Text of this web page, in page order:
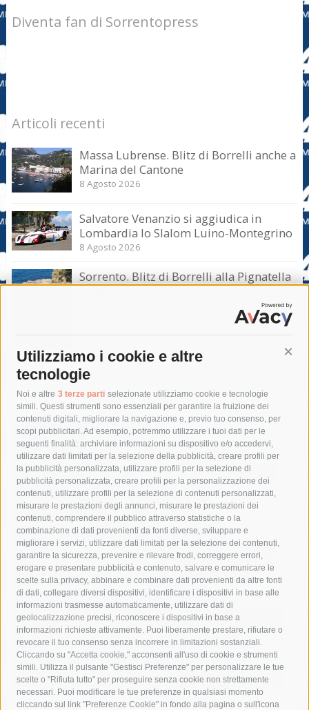
Utilizziamo i cookie e altre
tecnologie
Noi e altre 3 terze parti selezionate utilizziamo cookie e tecnologie
simili. Questi strumenti sono essenziali per garantire la fruizione dei
contenuti digitali, migliorare la navigazione e, previo tuo consenso, per
scopi pubblicitari. Ad esempio, potremmo utilizzare i tuoi dati per le
seguenti finalità: archiviare informazioni su dispositivo e/o accedervi,
utilizzare dati limitati per la selezione della pubblicità, creare profili per
la pubblicità personalizzata, utilizzare profili per la selezione di
pubblicità personalizzata, creare profili per la personalizzazione dei
contenuti, utilizzare profili per la selezione di contenuti personalizzati,
misurare le prestazioni degli annunci, misurare le prestazioni dei
contenuti, comprendere il pubblico attraverso statistiche o la
combinazione di dati provenienti da fonti diverse, sviluppare e
migliorare i servizi, utilizzare dati limitati per la selezione dei contenuti,
garantire la sicurezza, prevenire e rilevare frodi, correggere errori,
erogare e presentare pubblicità e contenuto, salvare e comunicare le
scelte sulla privacy, abbinare e combinare dati provenienti da altre fonti
di dati, collegare diversi dispositivi, identificare i dispositivi in base alle
informazioni trasmesse automaticamente, utilizzare dati di
geolocalizzazione precisi, riconoscere i dispositivi in base a
informazioni richieste attivamente. Puoi liberamente prestare, rifiutare o
revocare il tuo consenso senza incorrere in limitazioni sostanziali.
Cliccando su "Accetta cookie," acconsenti all'uso di cookie e strumenti
simili. Utilizza il pulsante "Gestisci Preferenze" per personalizzare le tue
scelte o "Rifiuta tutto" per proseguire senza cookie non strettamente
necessari. Puoi modificare le tue preferenze in qualsiasi momento
cliccando sul link "Preferenze Cookie" in fondo alla pagina o sull'icona
Diventa fan di Sorrentopress
Articoli recenti
Massa Lubrense. Blitz di Borrelli anche a
Marina del Cantone
8 Agosto 2026
Salvatore Venanzio si aggiudica in
Lombardia lo Slalom Luino-Montegrino
8 Agosto 2026
Sorrento. Blitz di Borrelli alla Pignatella
– video –
Tag
acqua allerta meteo
anas
area marina protetta di punta campanella
arresto
Asl Napoli 3 sud
capitaneria di porto capri
carabinieri
castellammare di stabia
circumvesuviana
comune di sorrento
concerto
contagi
costiera amalfitana
covid-19 eav
elezioni
fondazione sorrento
gori guardia costiera
incidente
lavori
lorenzo balducelli mare
massa lubrense
massimo coppola
Meta napoli
ordinanza
penisola sorrentina
piano di sorrento
polizia municipale
protezione civile
Regione Campania
sant'agnello
sindaco cuomo
sorrento studenti temporali
treni
turismo
Vico Equense villa fiorentino vincenzo de luca